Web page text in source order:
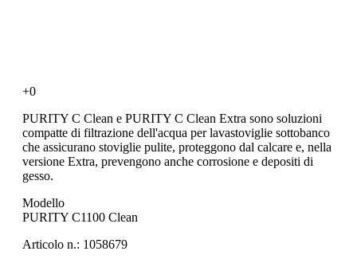
+0
PURITY C Clean e PURITY C Clean Extra sono soluzioni
compatte di filtrazione dell'acqua per lavastoviglie sottobanco
che assicurano stoviglie pulite, proteggono dal calcare e, nella
versione Extra, prevengono anche corrosione e depositi di
gesso.
Modello
PURITY C1100 Clean
Articolo n.: 1058679